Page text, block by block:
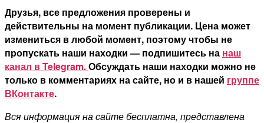
Друзья, все предложения проверены и
действительны на момент публикации. Цена может
измениться в любой момент, поэтому чтобы не
пропускать наши находки — подпишитесь на наш
канал в Telegram.Обсуждать наши находки можно не
только в комментариях на сайте, но и в нашей группе
ВКонтакте.
Вся информация на сайте бесплатна, представлена